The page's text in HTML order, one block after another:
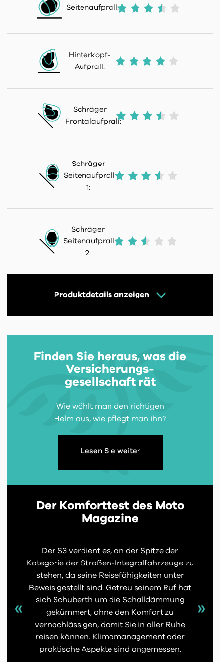
Seitenaufprall:
Hinterkopf-
Aufprall:
Schräger
Frontalaufprall:
Schräger
Seitenaufprall
1:
Schräger
Seitenaufprall
2:
Produktdetails anzeigen
Finden Sie heraus, was die
Versicherungs-
gesellschaft rät
Wie wählt man den richtigen
Helm aus, wie pflegt man ihn?
Lesen Sie weiter
Der Komforttest des Moto
Magazine
Der S3 verdient es, an der Spitze der
Kategorie der Straßen-Integralfahrzeuge zu
stehen, da seine Reisefähigkeiten unter
Beweis gestellt sind. Getreu seinem Ruf hat
sich Schuberth um die Schalldämmung
gekümmert, ohne den Komfort zu
vernachlässigen, damit Sie in aller Ruhe
reisen können. Klimamanagement oder
praktische Aspekte sind angemessen.